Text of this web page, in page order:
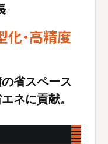
・高精度
省スペース
ネに貢献。